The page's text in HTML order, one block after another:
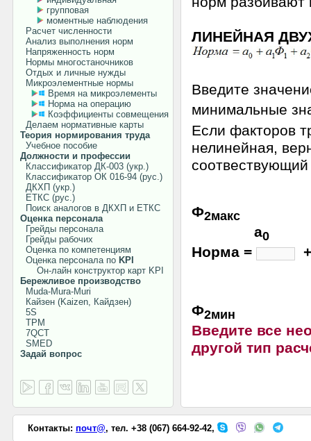
групповая
моментные наблюдения
Расчет численности
Анализ выполнения норм
Напряженность норм
Нормы многостаночников
Отдых и личные нужды
Микроэлементные нормы
Время на микроэлементы
Норма на операцию
Коэффициенты совмещения
Делаем нормативные карты
Теория нормирования труда
Учебное пособие
Должности и профессии
Классификатор ДК-003 (укр.)
Классификатор ОК 016-94 (рус.)
ДКХП (укр.)
ЕТКС (рус.)
Поиск аналогов в ДКХП и ЕТКС
Оценка персонала
Грейды персонала
Грейды рабочих
Оценка по компетенциям
Оценка персонала по KPI
Он-лайн конструктор карт KPI
Бережливое производство
Muda-Mura-Muri
Кайзен (Kaizen, Кайдзен)
5S
TPM
7QCT
SMED
Задай вопрос
ЛИНЕЙНАЯ
Введите
минимальные
Если факторов
нелинейная,
Ф2макс
a0
Норма =
Ф2мин
Введите все
другой тип
Контакты: почт@, тел. +38 (067) 664-92-42,